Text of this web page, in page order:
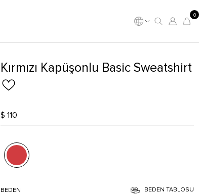
0
Kırmızı Kapüşonlu Basic Sweatshirt
$ 110
BEDEN BEDEN TABLOSU